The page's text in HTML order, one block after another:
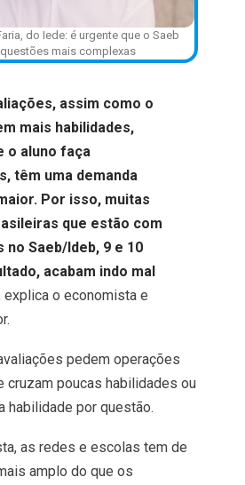
do Iede: é urgente que o Saeb
mais complexas
assim como o
mais habilidades,
o aluno faça
têm uma demanda
Por isso, muitas
que estão com
no Saeb/Ideb, 9 e 10
acabam indo mal
explica o economista e
pedem operações
cruzam poucas habilidades ou
habilidade por questão.
as redes e escolas tem de
amplo do que os